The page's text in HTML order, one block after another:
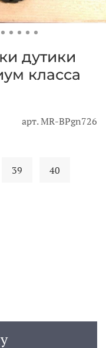
арт.MR-BPgn726
дутики
класса
39 40